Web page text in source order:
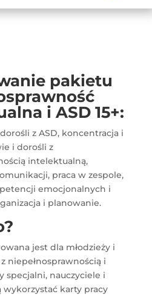
pakietu
i ASD 15+:
dorośli z ASD, koncentracja i
i dorośli z
intelektualną,
praca w zespole,
emocjonalnych i
i planowanie.
jest dla młodzieży i
niepełnosprawnością i
specjalni, nauczyciele i
karty pracy